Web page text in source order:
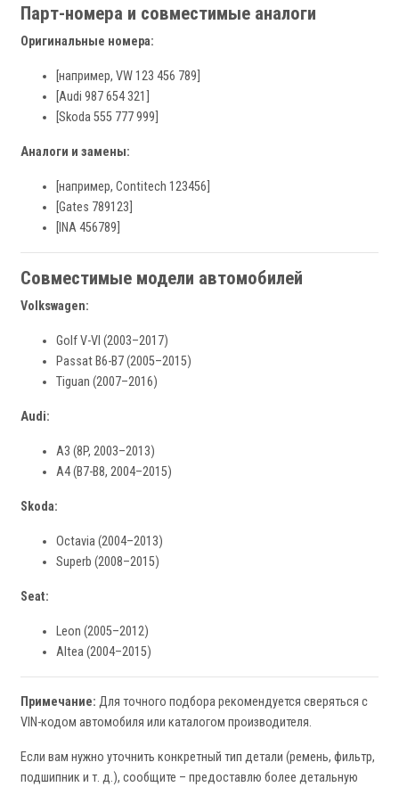
Парт-номера и совместимые аналоги
Оригинальные номера:
[например, VW 123 456 789]
[Audi 987 654 321]
[Skoda 555 777 999]
Аналоги и замены:
[например, Contitech 123456]
[Gates 789123]
[INA 456789]
Совместимые модели автомобилей
Volkswagen:
Golf V-VI (2003–2017)
Passat B6-B7 (2005–2015)
Tiguan (2007–2016)
Audi:
A3 (8P, 2003–2013)
A4 (B7-B8, 2004–2015)
Skoda:
Octavia (2004–2013)
Superb (2008–2015)
Seat:
Leon (2005–2012)
Altea (2004–2015)
Примечание: Для точного подбора рекомендуется сверяться с
VIN-кодом автомобиля или каталогом производителя.
Если вам нужно уточнить конкретный тип детали (ремень, фильтр,
подшипник и т. д.), сообщите – предоставлю более детальную